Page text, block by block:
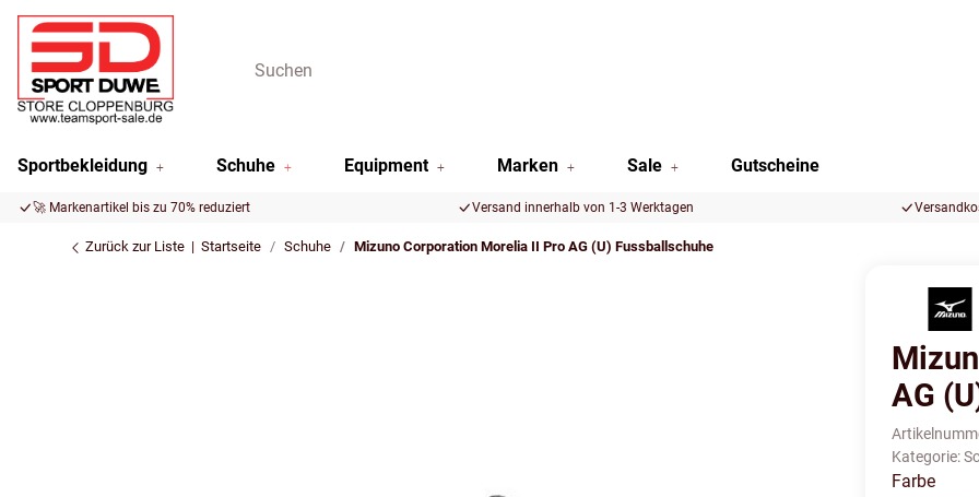
Sportbekleidung Schuhe Equipment Marken Sale Gutscheine
🚀 Markenartikel bis zu 70% reduziert Versand innerhalb von 1-3 Werktagen
Zurück zur Liste Startseite Schuhe Mizuno Corporation Morelia II Pro AG (U) Fussballschuhe
AG
Kategorie:
Farbe